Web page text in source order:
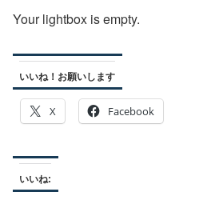
Your lightbox is empty.
いいね！お願いします
X Facebook
いいね: